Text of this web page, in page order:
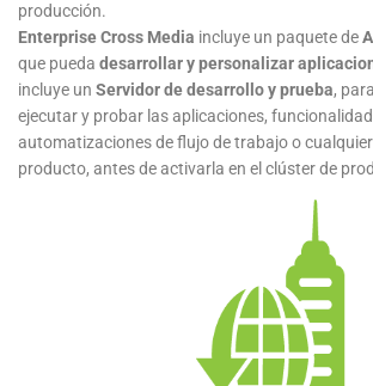
producción.
Enterprise Cross Media incluye un paquete de
que puedadesarrollar y personalizar
incluye unServidor de desarrollo y prueba,
ejecutar y probar las aplicaciones,
automatizaciones de flujo de trabajo o
producto, antes de activarla en el clúster de